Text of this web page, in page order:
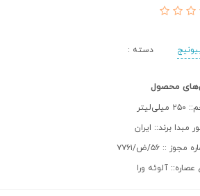
دسته :
محصول
مبدا برند:: ایران
مجوز :: ۵۶/ض/۷۷۶۱
عصاره:: آلوئه ورا